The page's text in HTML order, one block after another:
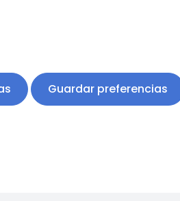
Guardar preferencias